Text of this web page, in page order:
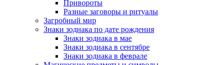
Привороты
Разные заговоры и ритуалы
Загробный мир
Знаки зодиака по дате рождения
Знаки зодиака в мае
Знаки зодиака в сентябре
Знаки зодиака в феврале